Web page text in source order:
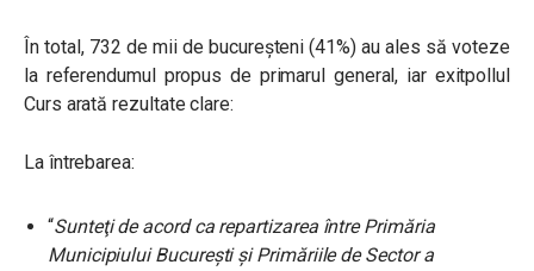
În total, 732 de mii de bucureșteni (41%) au ales să voteze
la referendumul propus de primarul general, iar exitpollul
Curs arată rezultate clare:
La întrebarea:
“Sunteţi de acord ca repartizarea între Primăria
Municipiului Bucureşti şi Primăriile de Sector a